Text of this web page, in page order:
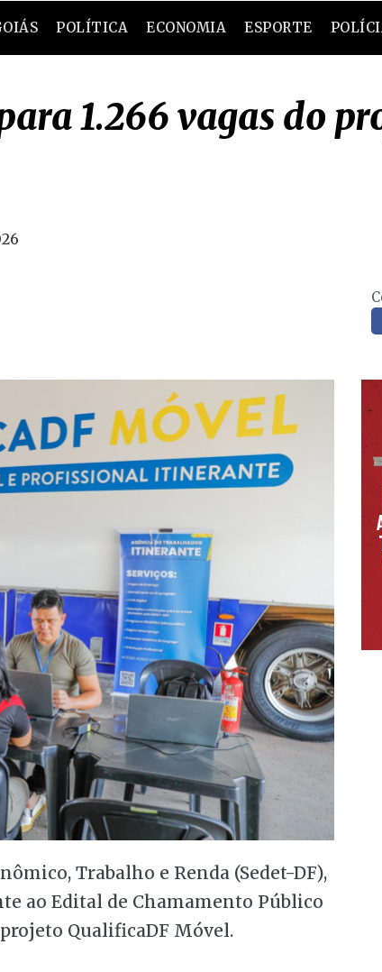
POLÍTICA ECONOMIA ESPORTE
1.266 vagas do
Trabalho e Renda (Sedet-DF),
ao Edital de Chamamento Público
QualificaDF Móvel.